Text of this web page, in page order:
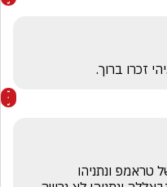
זכרו ברוך.